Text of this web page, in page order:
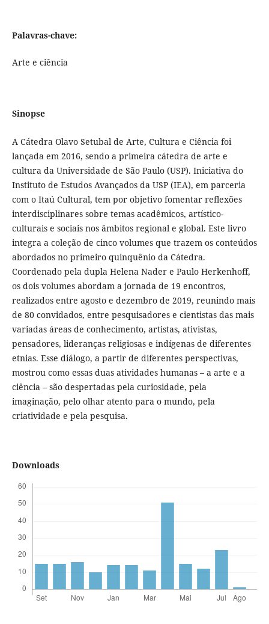
Palavras-chave:
Arte e ciência
Sinopse
A Cátedra Olavo Setubal de Arte, Cultura e Ciência foi
lançada em 2016, sendo a primeira cátedra de arte e
cultura da Universidade de São Paulo (USP). Iniciativa do
Instituto de Estudos Avançados da USP (IEA), em parceria
com o Itaú Cultural, tem por objetivo fomentar reflexões
interdisciplinares sobre temas acadêmicos, artístico-
culturais e sociais nos âmbitos regional e global. Este livro
integra a coleção de cinco volumes que trazem os conteúdos
abordados no primeiro quinquênio da Cátedra.
Coordenado pela dupla Helena Nader e Paulo Herkenhoff,
os dois volumes abordam a jornada de 19 encontros,
realizados entre agosto e dezembro de 2019, reunindo mais
de 80 convidados, entre pesquisadores e cientistas das mais
variadas áreas de conhecimento, artistas, ativistas,
pensadores, lideranças religiosas e indígenas de diferentes
etnias. Esse diálogo, a partir de diferentes perspectivas,
mostrou como essas duas atividades humanas – a arte e a
ciência – são despertadas pela curiosidade, pela
imaginação, pelo olhar atento para o mundo, pela
criatividade e pela pesquisa.
Downloads